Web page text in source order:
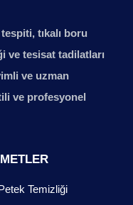
tıkalı boru
ve tesisat tadilatları
ve uzman
ve profesyonel
Temizliği